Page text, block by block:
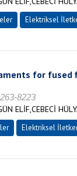
Elektriksel
for fused
8223
ELİF,CEBECİ
Elektriksel